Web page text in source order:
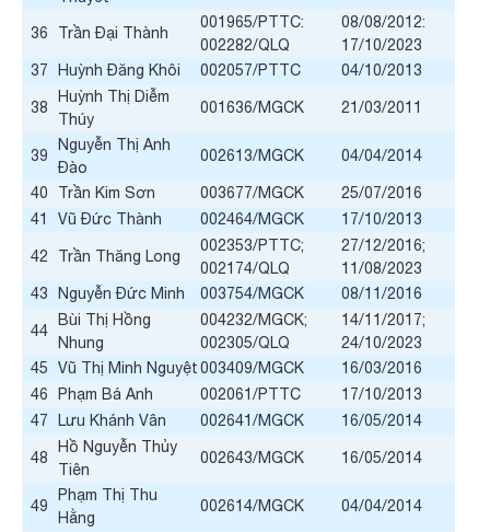
36 Trần Đại Thành
001965/PTTC:
002282/QLQ
08/08/2012:
17/10/2023
37
Huỳnh Đăng Khôi 002057/PTTC 04/10/2013
38
Huỳnh Thị Diễm
Thúy
001636/MGCK 21/03/2011
39
Nguyễn Thị Anh
Đào
002613/MGCK 04/04/2014
40 Trần Kim Sơn 003677/MGCK
25/07/2016
41
Vũ Đức Thành 002464/MGCK 17/10/2013
42 Trần Thăng Long
002353/PTTC;
002174/QLQ
27/12/2016;
11/08/2023
43
Nguyễn Đức Minh 003754/MGCK 08/11/2016
44
Bùi Thị Hồng
Nhung
004232/MGCK;
002305/QLQ
14/11/2017;
24/10/2023
45
Vũ Thị Minh Nguyệt003409/MGCK
16/03/2016
46
Phạm Bá Anh 002061/PTTC
17/10/2013
47
Lưu Khánh Vân 002641/MGCK 16/05/2014
48
Hồ Nguyễn Thủy
Tiên
002643/MGCK 16/05/2014
49
Phạm Thị Thu
Hằng
002614/MGCK 04/04/2014